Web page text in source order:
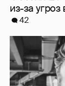
из-за
42